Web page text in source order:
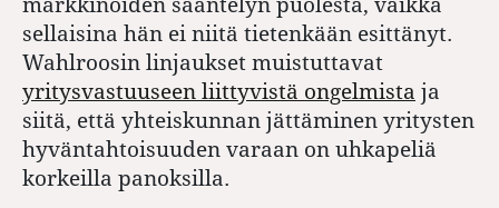
sellaisina hän ei niitä tietenkään esittänyt.
Wahlroosin linjaukset muistuttavat
yritysvastuuseen liittyvistä ongelmista ja
siitä, että yhteiskunnan jättäminen yritysten
hyväntahtoisuuden varaan on uhkapeliä
korkeilla panoksilla.